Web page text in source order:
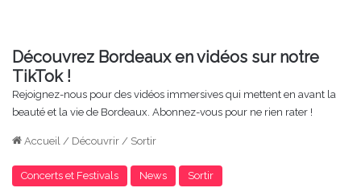
Découvrez Bordeaux en vidéos sur notre
TikTok !
Rejoignez-nous pour des vidéos immersives qui mettent en avant la
beauté et la vie de Bordeaux. Abonnez-vous pour ne rien rater !
Accueil / Découvrir / Sortir
Concerts et Festivals News Sortir